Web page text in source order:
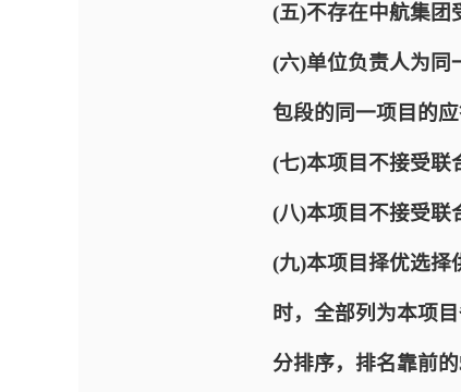
(五)不存在中航集团
(六)单位负责人为同
包段的同一项目的应
(七)本项目不接受联
(八)本项目不接受联
(九)本项目择优选择
时，全部列为本项
分排序，排名靠前